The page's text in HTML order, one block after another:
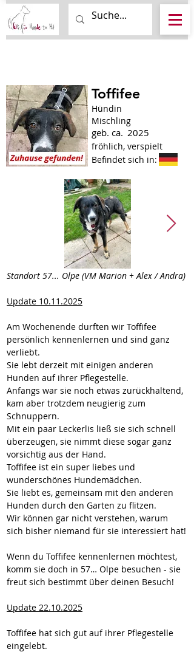
Toffifee
Hündin
Mischling
geb. ca. 2025
fröhlich, verspielt
Befindet sich in:
Standort 57... Olpe (VM Marion + Alex / Andra)
Update 10.11.2025
Am Wochenende durften wir Toffifee
persönlich kennenlernen und sind ganz
verliebt.
Sie lebt derzeit mit einigen anderen
Hunden auf ihrer Pflegestelle.
Anfangs war sie noch etwas zurückhaltend,
kam aber trotzdem neugierig zum
Schnuppern.
Mit ein paar Leckerlis ließ sie sich schnell
überzeugen, sie nimmt diese sogar ganz
vorsichtig aus der Hand.
Toffifee ist ein super liebes und
wunderschönes Hundemädchen.
Sie liebt es, gemeinsam mit den anderen
Hunden durch den Garten zu flitzen.
Wir können gar nicht verstehen, warum
sich bisher niemand für sie interessiert hat!
Wenn du Toffifee kennenlernen möchtest,
komm sie doch in 57… Olpe besuchen - sie
freut sich bestimmt über deinen Besuch!
Update 22.10.2025
Toffifee hat sich gut auf ihrer Pflegestelle
eingelebt.